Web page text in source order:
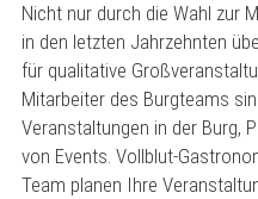
Nicht nur durch die Wahl zur
in den letzten Jahrzehnten
für qualitative
Mitarbeiter des Burgteams
Veranstaltungen in der Burg,
von Events. Vollblut-
Team planen Ihre